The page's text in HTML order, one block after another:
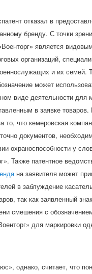
отказал в
бренду. С точки
является видовым
организаций,
и их семей.
может
виде деятельности для
в заявке товаров.
то, что кемеровская
документов,
охраноспособности у
Также патентное
на заявителя может
в заблуждение
так как заявленный
смешения с
для маркировки
однако, считает, что